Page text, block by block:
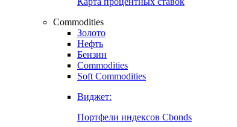
Commodities
Золото
Нефть
Бензин
Commodities
Soft Commodities
Виджет:
Портфели индексов Cbonds